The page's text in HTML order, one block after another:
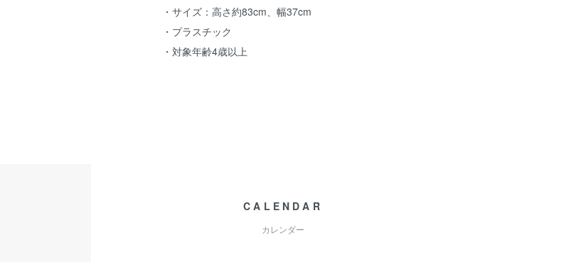
・サイズ：高さ約83cm、幅37cm
・プラスチック
・対象年齢4歳以上
CALENDAR
カレンダー